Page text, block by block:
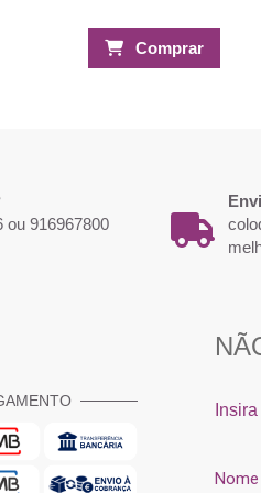
Comprar
DESIDRAT - Desidratante de
ou 916967800